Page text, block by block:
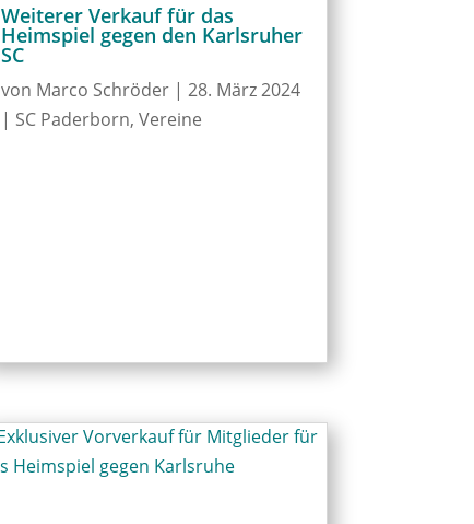
Weiterer Verkauf für das
Heimspiel gegen den Karlsruher
SC
von Marco Schröder| 28. März 2024
| SC Paderborn, Vereine